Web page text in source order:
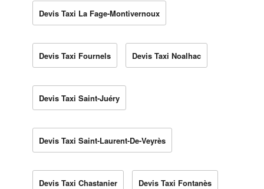
Devis Taxi La Fage-Montivernoux
Devis Taxi Fournels Devis Taxi Noalhac
Devis Taxi Saint-Juéry
Devis Taxi Saint-Laurent-De-Veyrès
Devis Taxi Chastanier Devis Taxi Fontanès